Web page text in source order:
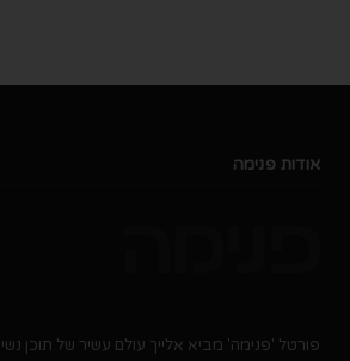
אודות פנימה
פורטל 'פנימה' מביא אלייך עולם עשיר של תוכן